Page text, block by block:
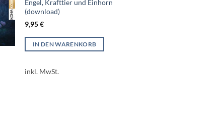
Engel, Krafttier und Einhorn
(download)
9,95€
IN DEN WARENKORB
inkl. MwSt.